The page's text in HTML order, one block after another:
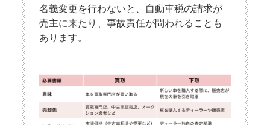
名義変更を行わないと、自動車税の請求が
売主に来たり、事故責任が問われることも
あります。